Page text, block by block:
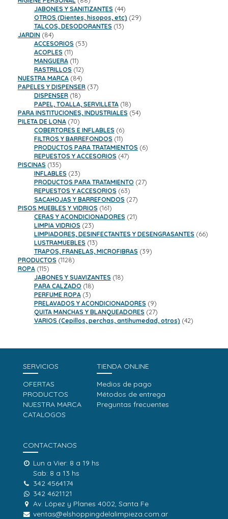
productos
JABONES Y SANITIZANTES 4444
productos
OTROS (Dientes, hisopos, etc) 2929
TALCOS, DESODORANTES 1313
JARDIN 8484
productos
ACCESORIOS 5353
ACOPLES 1111
productos
MANGUERA 1111
productos
RASTRILLOS 1212
productos
NUESTRA MARCA 8484
productos
PAPELES Y DISPENSER 3737
DISPENSER 1818
productos
PAPEL, TOALLA, SERVILLETA 1818
productos
PARA INSTITUCIONES, INDUSTRIALES 5454
PILETA DE LONA 7070
productos
COBERTORES E INFLABLES 66
productos
FILTROS Y BARREFONDOS 1111
productos
PRODUCTOS PARA TRATAMIENTOS 66
REPUESTOS Y ACCESORIOS 4747
PISCINAS 135135
productos
INFLABLES 2323
productos
PRODUCTOS PARA TRATAMIENTO 2727
REPUESTOS Y ACCESORIOS 6363
productos
SACAHOJAS Y BARREFONDOS 2727
PISOS MUEBLES Y VIDRIOS 161161
productos
CERAS Y ACONDICIONADORES 2121
LIMPIA VIDRIOS 2323
productos
LIMPIADORES, DESINFECTANTES Y DESENGRASANTES 6666
LUSTRAMUEBLES 1313
productos
TRAPOS, FRANELAS, MICROFIBRAS 3939
PRODUCTOS 11281128
ROPA 115115
productos
JABONES Y SUAVIZANTES 1818
PARA CALZADO 1818
PERFUME ROPA 33
productos
PRELAVADOS Y ACONDICIONADORES 99
productos
QUITA MANCHAS Y BLANQUEADORES 2727
productos
VARIOS (Cepillos, perchas, antihumedad, otros) 4242
SERVICIOS
OFERTAS
PRODUCTOS
NUESTRA MARCA
CATALOGOS
TIENDA ONLINE
Medios de pago
Métodos de entrega
Preguntas frecuentes
CONTACTANOS
Lun a Vier: 8 a 19 hs
Sab: 8 a 13 hs
342 4564174
342 4621121
Av. López y Planes 4002, Santa Fe
ventas@elshoppingdelalimpieza.com.ar